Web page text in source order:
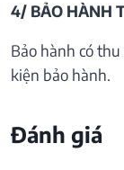
4/ BẢO HÀNH
Bảo hành có
kiện bảo hành.
Đánh giá